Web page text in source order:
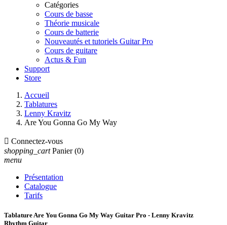
Catégories
Cours de basse
Théorie musicale
Cours de batterie
Nouveautés et tutoriels Guitar Pro
Cours de guitare
Actus & Fun
Support
Store
Accueil
Tablatures
Lenny Kravitz
Are You Gonna Go My Way
 Connectez-vous
shopping_cart Panier (0)
menu
Présentation
Catalogue
Tarifs
Tablature Are You Gonna Go My Way Guitar Pro - Lenny Kravitz
Rhythm Guitar